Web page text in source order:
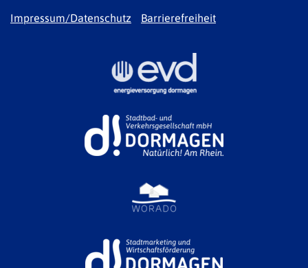
Impressum/Datenschutz Barrierefreiheit